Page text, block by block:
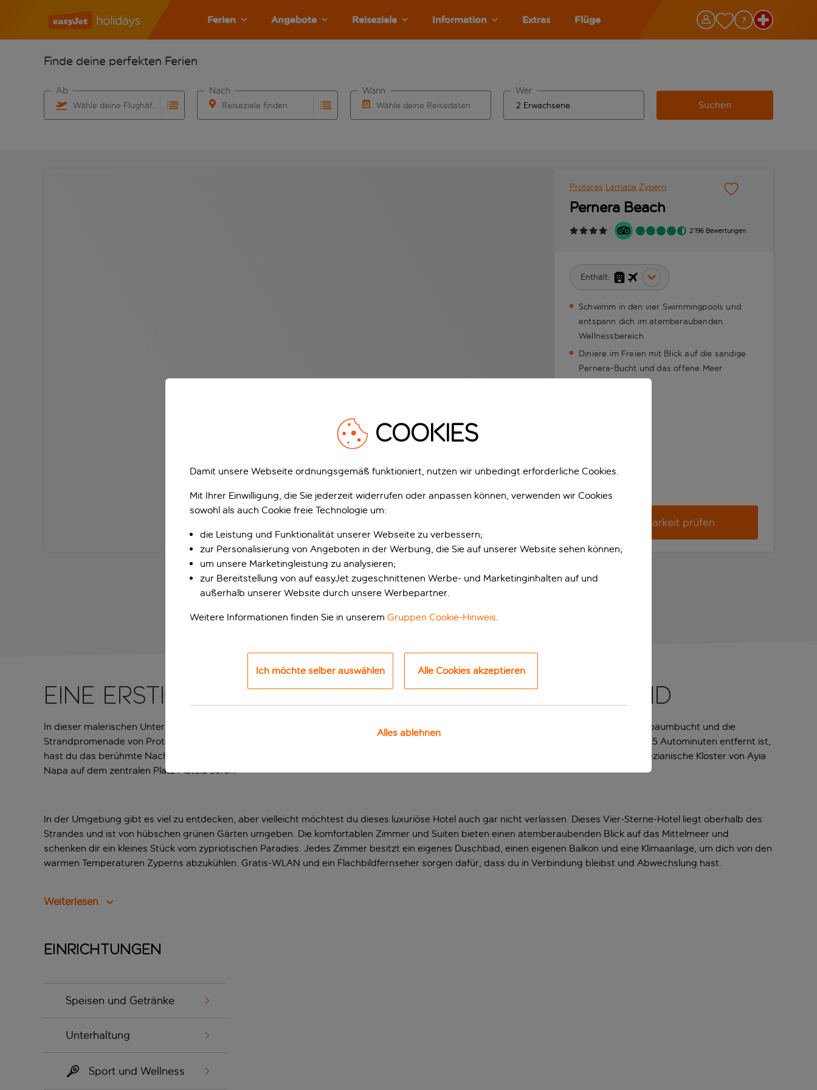
Ferien Angebote Reiseziele Information Extras Flüge
Finde deine perfekten Ferien
Wähle deine Flughäfen
Ab
Reiseziele finden
Nach
Wähle deine Reisedaten
Wann Wer
Suchen
Protaras Larnaca Zypern
Pernera Beach
2'196 Bewertungen
Enthält:
Schwimm in den vier Swimmingpools und
entspann dich im atemberaubenden
Wellnessbereich
Diniere im Freien mit Blick auf die sandige
Pernera-Bucht und das offene Meer
Verfügbarkeit prüfen
Eine erstklassige Vier-Sterne-Anlage am Strand
In dieser malerischen Unterkunft an der Westküste Zyperns wohnst du direkt am Strand. In nur zehn Autominuten erreichst du die Feigenbaumbucht und die
Strandpromenade von Protaras. Hier kannst du in die lokale Kultur eintauchen und in den Bars und Tavernen einkehren. Da Ayia Napa nur 15 Autominuten entfernt ist,
hast du das berühmte Nachtleben der Insel ebenso in der Nähe wie die interessanten Sehenswürdigkeiten der Strandstadt, z. B. das venezianische Kloster von Ayia
Napa auf dem zentralen Platz Plateia Seferi.
In der Umgebung gibt es viel zu entdecken, aber vielleicht möchtest du dieses luxuriöse Hotel auch gar nicht verlassen. Dieses Vier-Sterne-Hotel liegt oberhalb des
Strandes und ist von hübschen grünen Gärten umgeben. Die komfortablen Zimmer und Suiten bieten einen atemberaubenden Blick auf das Mittelmeer und
schenken dir ein kleines Stück vom zypriotischen Paradies. Jedes Zimmer besitzt ein eigenes Duschbad, einen eigenen Balkon und eine Klimaanlage, um dich von den
warmen Temperaturen Zyperns abzukühlen. Gratis-WLAN und ein Flachbildfernseher sorgen dafür, dass du in Verbindung bleibst und Abwechslung hast.
Weiterlesen
Einrichtungen
Speisen und Getränke
Unterhaltung
Sport und Wellness
COOKIES
Damit unsere Webseite ordnungsgemäß funktioniert, nutzen wir unbedingt erforderliche Cookies.
Mit Ihrer Einwilligung, die Sie jederzeit widerrufen oder anpassen können, verwenden wir Cookies
sowohl als auch Cookie freie Technologie um:
die Leistung und Funktionalität unserer Webseite zu verbessern;
zur Personalisierung von Angeboten in der Werbung, die Sie auf unserer Website sehen können;
um unsere Marketingleistung zu analysieren;
zur Bereitstellung von auf easyJet zugeschnittenen Werbe- und Marketinginhalten auf und
außerhalb unserer Website durch unsere Werbepartner.
Weitere Informationen finden Sie in unserem Gruppen Cookie-Hinweis.
Ich möchte selber auswählen Alle Cookies akzeptieren
Alles ablehnen